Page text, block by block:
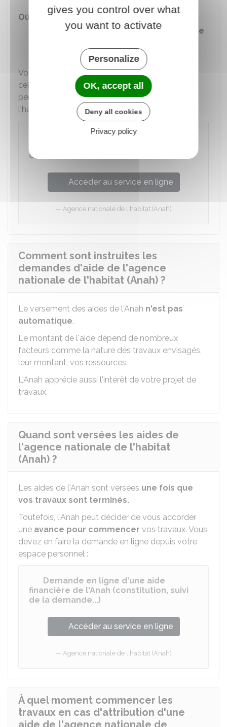
Où s'adresser ?
Conseillers spécialisés en travaux de
Vous devez faire votre demande en ligne. Pour
cela, vous devez au préalable créer un compte
personnel sur le site de l'Agence nationale de
l'habitat (Anah) :
Demande en ligne d'une aide
de la demande...)
Accéder au service en ligne
Agence nationale de l'habitat (Anah)
Comment sont instruites les
demandes d'aide de l'agence
nationale de l'habitat (Anah) ?
Le versement des aides de l'Anah n'est pas
automatique.
Le montant de l'aide dépend de nombreux
facteurs comme la nature des travaux envisagés,
leur montant, vos ressources.
L'Anah apprécie aussi l'intérêt de votre projet de
travaux.
Quand sont versées les aides de
l'agence nationale de l'habitat
(Anah) ?
Les aides de l'Anah sont versées une fois que
vos travaux sont terminés.
Toutefois, l'Anah peut décider de vous accorder
une avance pour commencer vos travaux. Vous
devez en faire la demande en ligne depuis votre
espace personnel :
Demande en ligne d'une aide
financière de l'Anah (constitution, suivi
de la demande...)
Accéder au service en ligne
Agence nationale de l'habitat (Anah)
À quel moment commencer les
travaux en cas d'attribution d'une
aide de l'agence nationale de
gives you control over what
you want to activate
Personalize
OK, accept all
Deny all cookies
Privacy policy